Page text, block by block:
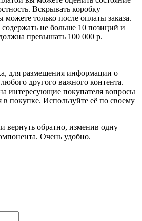
Вскрывать коробку
можете только после оплаты заказа.
не больше 10 позиций и
превышать 100 000 р.
для размещения информации о
другого важного контента.
интересующие покупателя вопросы
в покупке. Используйте её по своему
вернуть обратно, изменив одну
Очень удобно.